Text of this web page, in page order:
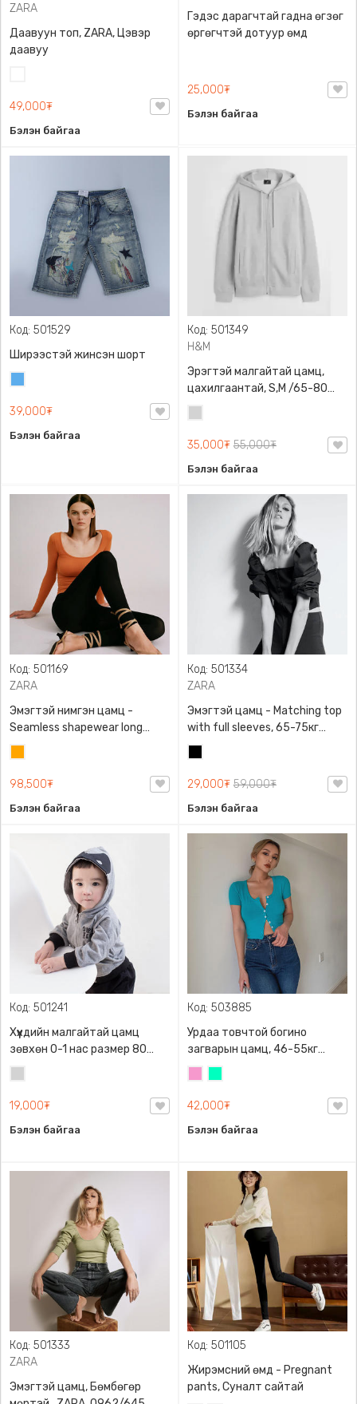
ZARA
Даавуун топ, ZARA, Цэвэр
даавуу
49,000₮
Бэлэн байгаа
Гэдэс дарагчтай гадна өгзөг
өргөгчтэй дотуур өмд
25,000₮
Бэлэн байгаа
Код: 501529
Ширээстэй жинсэн шорт
39,000₮
Бэлэн байгаа
Код: 501349
H&M
Эрэгтэй малгайтай цамц,
цахилгаантай, S,M /65-80
кг/, H&M, 0852614006,
Даавуу
35,000₮ 55,000₮
Бэлэн байгаа
Код: 501169
ZARA
Эмэгтэй нимгэн цамц -
Seamless shapewear long
sleeve t-shirt, 40-60кг жинд
таарна, ZARA, 8779/458/615,
Урт ханцуйтай
98,500₮
Бэлэн байгаа
Код: 501334
ZARA
Эмэгтэй цамц - Matching top
with full sleeves, 65-75кг
жинд таарна, ZARA,
0962/642/800, Задгай
энгэртэй, Урт ханцуйтай,
29,000₮ 59,000₮
Бэлэн байгаа
Код: 501241
Хүүхдийн малгайтай цамц
зөвхөн 0-1 нас размер 80
сонголттой
19,000₮
Бэлэн байгаа
Код: 503885
Урдаа товчтой богино
загварын цамц, 46-55кг
жинд таарна
42,000₮
Бэлэн байгаа
Код: 501333
ZARA
Эмэгтэй цамц, Бөмбөгөр
Код: 501105
Жирэмсний өмд - Pregnant
pants, Суналт сайтай